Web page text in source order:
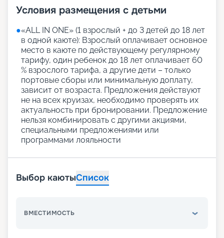
Условия размещения с детьми
●«АLL IN ONE» (1 взрослый + до 3 детей до 18 лет
в одной каюте): Взрослый оплачивает основное
место в каюте по действующему регулярному
тарифу, один ребенок до 18 лет оплачивает 60
% взрослого тарифа, а другие дети – только
портовые сборы или минимальную доплату,
зависит от возраста. Предложения действуют
не на всех круизах, необходимо проверять их
актуальность при бронировании. Предложение
нельзя комбинировать с другими акциями,
специальными предложениями или
программами лояльности
Выбор каютыСписок
ВМЕСТИМОСТЬ